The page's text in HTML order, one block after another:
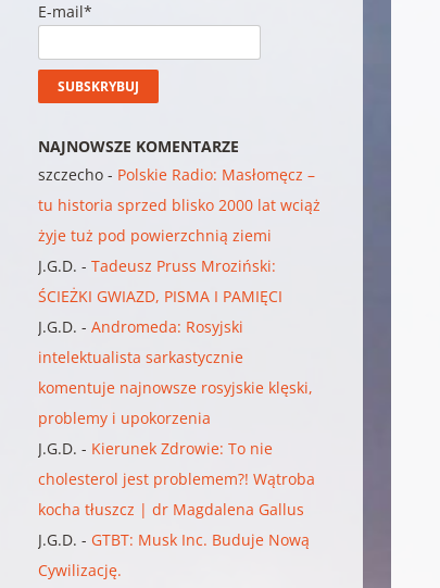
E-mail*
NAJNOWSZE KOMENTARZE
szczecho - Polskie Radio: Masłomęcz –
tu historia sprzed blisko 2000 lat wciąż
żyje tuż pod powierzchnią ziemi
J.G.D. -Tadeusz Pruss Mroziński:
ŚCIEŻKI GWIAZD, PISMA I PAMIĘCI
J.G.D. -Andromeda: Rosyjski
intelektualista sarkastycznie
komentuje najnowsze rosyjskie klęski,
problemy i upokorzenia
J.G.D. - Kierunek Zdrowie: To nie
cholesterol jest problemem?! Wątroba
kocha tłuszcz | dr Magdalena Gallus
J.G.D. - GTBT: Musk Inc. Buduje Nową
Cywilizację.